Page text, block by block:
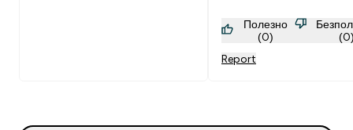
Полезно
(0)
Report